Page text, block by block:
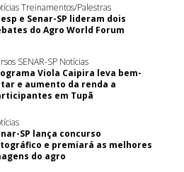
Treinamentos/Palestras
e Senar-SP lideram dois
do Agro World Forum
SENAR-SP Notícias
Viola Caipira leva bem-
e aumento da renda a
em Tupã
SP lança concurso
e premiará as melhores
do agro